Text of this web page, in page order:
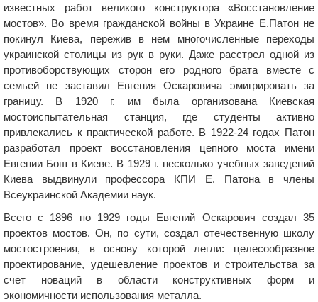
известных работ великого конструктора «Восстановление
мостов». Во время гражданской войны в Украине Е.Патон не
покинул Киева, пережив в нем многочисленные переходы
украинской столицы из рук в руки. Даже расстрел одной из
противоборствующих сторон его родного брата вместе с
семьей не заставил Евгения Оскаровича эмигрировать за
границу. В 1920 г. им была организована Киевская
мостоиспытательная станция, где студенты активно
привлекались к практической работе. В 1922-24 годах Патон
разработал проект восстановления цепного моста имени
Евгении Бош в Киеве. В 1929 г. несколько учебных заведений
Киева выдвинули профессора КПИ Е. Патона в члены
Всеукраинской Академии наук.
Всего с 1896 по 1929 годы Евгений Оскарович создал 35
проектов мостов. Он, по сути, создал отечественную школу
мостостроения, в основу которой легли: целесообразное
проектирование, удешевление проектов и строительства за
счет новаций в области конструктивных форм и
экономичности использования металла.